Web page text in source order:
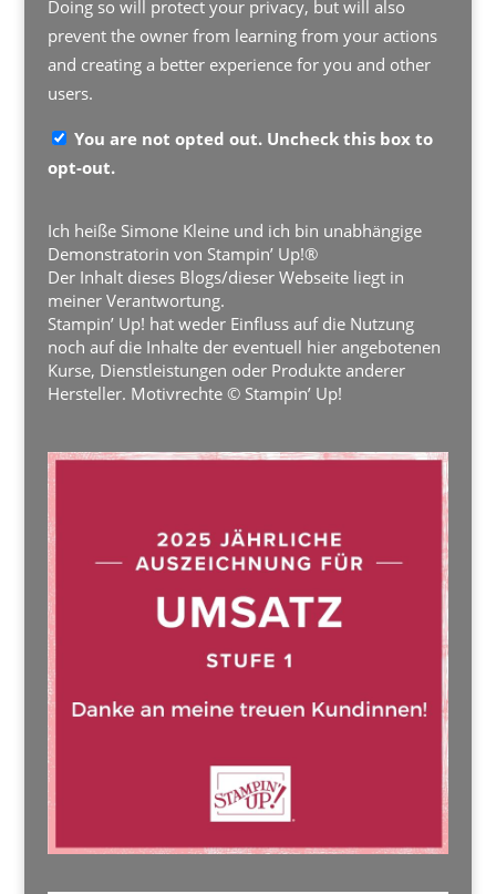
Doing so will protect your privacy, but will also
prevent the owner from learning from your actions
and creating a better experience for you and other
users.
You are not opted out. Uncheck this box to
opt-out.
Ich heiße Simone Kleine und ich bin unabhängige
Demonstratorin von Stampin’ Up!®
Der Inhalt dieses Blogs/dieser Webseite liegt in
meiner Verantwortung.
Stampin’ Up! hat weder Einfluss auf die Nutzung
noch auf die Inhalte der eventuell hier angebotenen
Kurse, Dienstleistungen oder Produkte anderer
Hersteller. Motivrechte © Stampin’ Up!